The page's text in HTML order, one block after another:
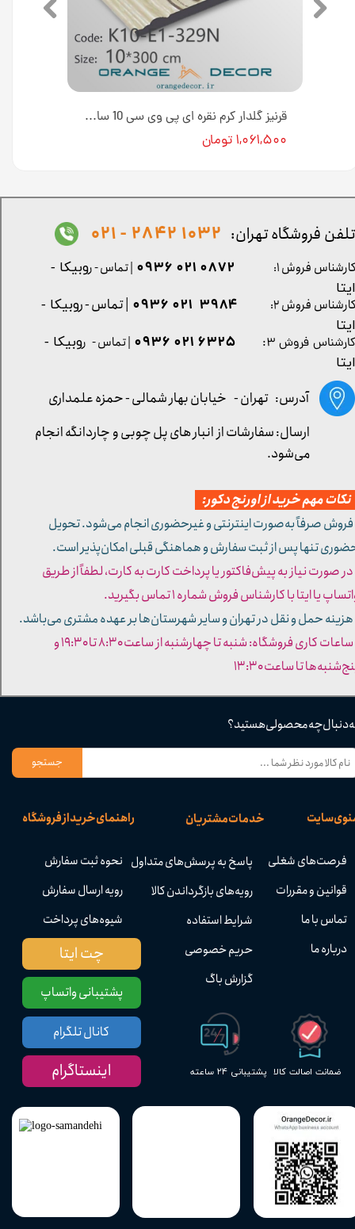
قرنیز گلدار کرم نقره ای پی وی سی 10 سانت کد K10-E1-329N [انبار تهران]
۱,۰۶۱,۵۰۰ تومان
پشتیبانی ۲۴ ساعته ضمانت اصالت کالا
راهنمای خرید از فروشگاه
نحوه ثبت سفارش
رویه ارسال سفارش
شیوه‌های پرداخت
خدمات مشتریان
پاسخ به پرسش‌های متداول
رویه‌های بازگرداندن کالا
شرایط استفاده
حریم خصوصی
گزارش باگ
سایت
فرصت‌های شغلی
قوانین و مقررات
تماس با ما
درباره ما
دنبال چه محصولی هستید؟
جستجو
پشتیبانی واتساپ
چت ایتا
کانال تلگرام
اینستاگرام
کارشناس فروش ۳: ۶۳۲۵ ۰۲۱ ۰۹۳۶ | تماس - روبیکا -
ایتا
آدرس: تهران - خیابان بهار شمالی - حمزه علمداری
تلفن فروشگاه تهران: 1032 2842 - 021
مهم خرید از اورنج دکور:
صرفاً به‌صورت اینترنتی و غیرحضوری انجام می‌شود. تحویل
تنها پس از ثبت سفارش و هماهنگی قبلی امکان‌پذیر است.
صورت نیاز به پیش‌فاکتور یا پرداخت کارت به کارت، لطفاً از طریق
یا ایتا با کارشناس فروش شماره ۱ تماس بگیرید.
حمل و نقل در تهران و سایر شهرستان‌ها بر عهده مشتری می‌باشد.
- ساعات کاری فروشگاه: شنبه تا چهارشنبه از ساعت ۸:۳۰ تا ۱۹:۳۰ و
تا ساعت ۱۳:۳۰​​​​​​​
کارشناس فروش ۱: 0872 021 0936 | تماس - روبیکا -
ایتا
کارشناس فروش ۲:
۳۹۸۴ ۰۲۱ ۰۹۳۶ | تماس - روبیکا -
ایتا
ارسال: سفارشات از انبار های پل چوبی و چاردانگه انجام
می‌شود.